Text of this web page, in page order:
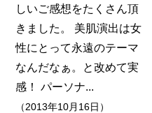
しいご感想をたくさん頂
きました。 美肌演出は女
性にとって永遠のテーマ
なんだなぁ。と改めて実
感！ パーソナ...
（2013年10月16日）